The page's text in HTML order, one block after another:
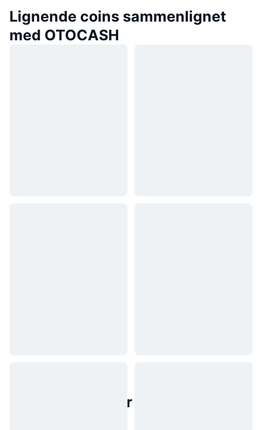
Lignende coins sammenlignet
med OTOCASH
Populære aktiver fra den virkelige